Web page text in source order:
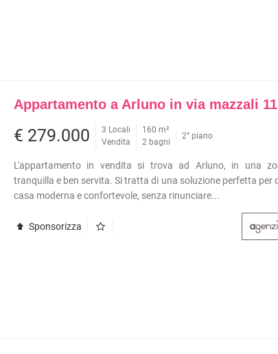
APPARTAMENTI ARREDATI
APPARTAMENTI PIANO
APPARTAMENTI CON BOX
APPARTAMENTI VICINO
Appartamento a Arluno in via mazzali 11
€ 279.000
3 Locali
Vendita
160 m²
2 bagni
2° piano
L'appartamento in vendita si trova ad Arluno, in una
tranquilla e ben servita. Si tratta di una soluzione perfetta per
casa moderna e confortevole, senza rinunciare...
Sponsorizza